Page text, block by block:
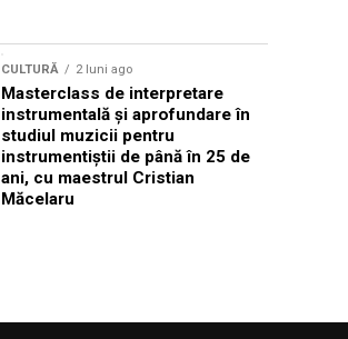
CULTURĂ 2 luni ago
Masterclass de interpretare
instrumentală și aprofundare în
studiul muzicii pentru
instrumentiștii de până în 25 de
ani, cu maestrul Cristian
Măcelaru